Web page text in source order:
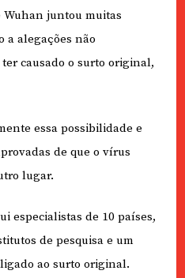
juntou muitas
a alegações não
causado o surto original,
essa possibilidade e
de que o vírus
lugar.
especialistas de 10 países,
de pesquisa e um
ao surto original.